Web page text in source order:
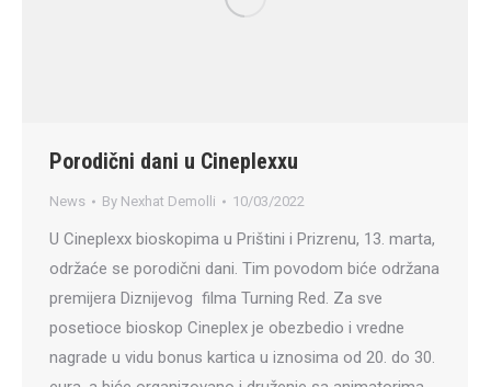
Porodični dani u Cineplexxu
News By Nexhat Demolli 10/03/2022
U Cineplexx bioskopima u Prištini i Prizrenu, 13. marta,
održaće se porodični dani. Tim povodom biće održana
premijera Diznijevog filma Turning Red. Za sve
posetioce bioskop Cineplex je obezbedio i vredne
nagrade u vidu bonus kartica u iznosima od 20. do 30.